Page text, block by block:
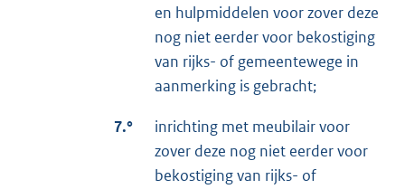
en hulpmiddelen voor zover deze
nog niet eerder voor bekostiging
van rijks- of gemeentewege in
aanmerking is gebracht;
7.°
inrichting met meubilair voor
zover deze nog niet eerder voor
bekostiging van rijks- of